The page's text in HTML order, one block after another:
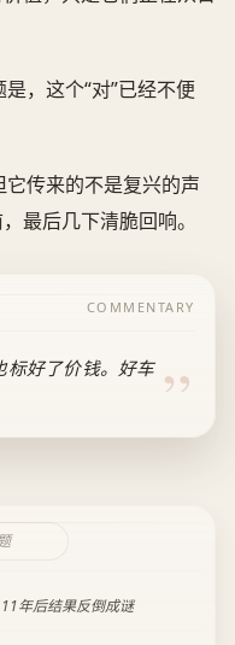
，这个“对”已经不便
传来的不是复兴的声
最后几下清脆回响。
COMMENTARY
标好了价钱。好车
年后结果反倒成谜